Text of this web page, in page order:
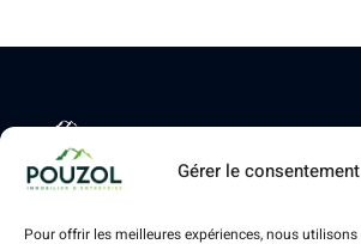
Gérer le consentement
Pour offrir les meilleures expériences, nous
Votre avenir
d’entreprise
POUZOL
Liens